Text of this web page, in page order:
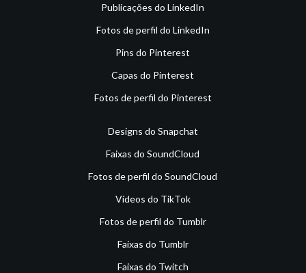
Publicações do LinkedIn
Fotos de perfil do LinkedIn
Pins do Pinterest
Capas do Pinterest
Fotos de perfil do Pinterest
Designs do Snapchat
Faixas do SoundCloud
Fotos de perfil do SoundCloud
Vídeos do TikTok
Fotos de perfil do Tumblr
Faixas do Tumblr
Faixas do Twitch